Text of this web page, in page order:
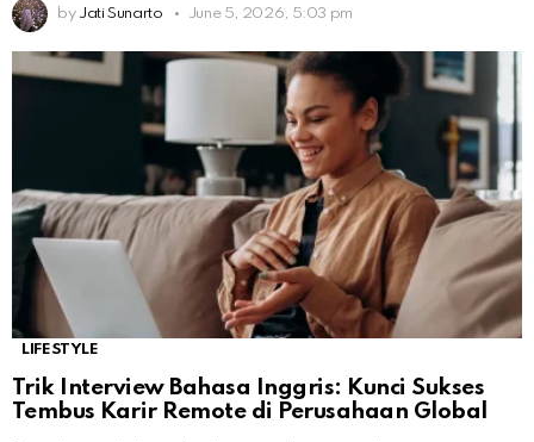
by Jati Sunarto June 5, 2026, 5:03 pm
LIFESTYLE
Trik Interview Bahasa Inggris: Kunci Sukses
Tembus Karir Remote di Perusahaan Global